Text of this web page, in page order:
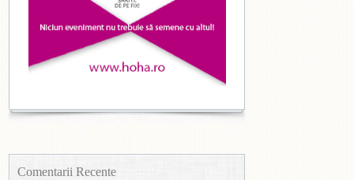
Comentarii Recente